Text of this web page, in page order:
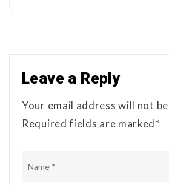
Leave a Reply
Your email address will not
Required fields are marked*